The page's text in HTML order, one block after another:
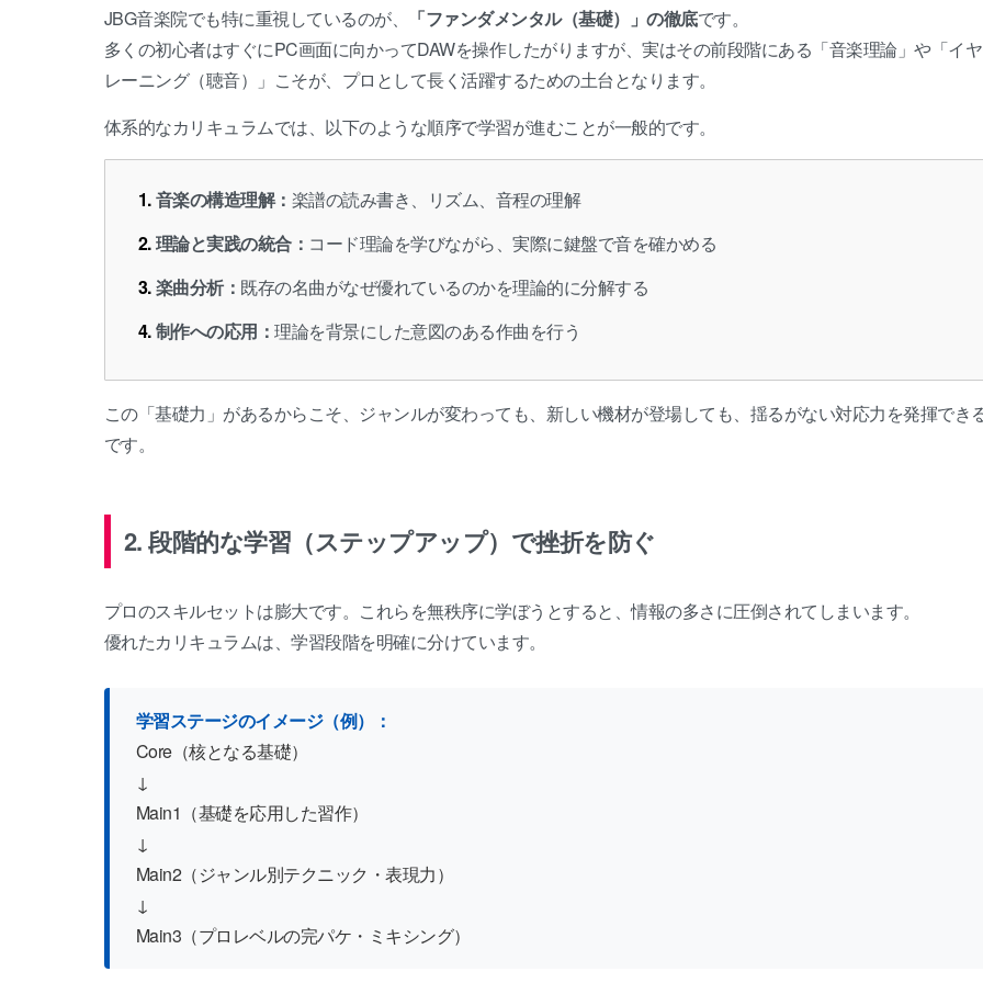
JBG音楽院でも特に重視しているのが、 「ファンダメンタル（基礎）」の徹底です。
多くの初心者はすぐにPC画面に向かってDAWを操作したがりますが、実はその前段階にある「音楽理論」や「イ
レーニング（聴音）」こそが、プロとして長く活躍するための土台となります。
体系的なカリキュラムでは、以下のような順序で学習が進むことが一般的です。
音楽の構造理解： 楽譜の読み書き、リズム、音程の理解
理論と実践の統合： コード理論を学びながら、実際に鍵盤で音を確かめる
楽曲分析： 既存の名曲がなぜ優れているのかを理論的に分解する
制作への応用： 理論を背景にした意図のある作曲を行う
この「基礎力」があるからこそ、ジャンルが変わっても、新しい機材が登場しても、揺るがない対応力を発揮でき
です。
2. 段階的な学習（ステップアップ）で挫折を防ぐ
プロのスキルセットは膨大です。これらを無秩序に学ぼうとすると、情報の多さに圧倒されてしまいます。
優れたカリキュラムは、学習段階を明確に分けています。
学習ステージのイメージ（例）：
Core（核となる基礎）
↓
Main1（基礎を応用した習作）
↓
Main2（ジャンル別テクニック・表現力）
↓
Main3（プロレベルの完パケ・ミキシング）